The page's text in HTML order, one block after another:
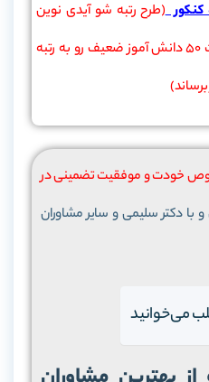
کنکور(طرح رتبه شو آیدی نوین
توانست 50 دانش آموز ضعیف رو به رتبه
برساند)
خودت و موفقیت تضمینی در
با دکتر سلیمی و سایر مشاوران
می‌خوانید